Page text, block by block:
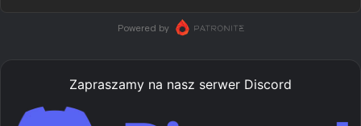
Zapraszamy na nasz serwer Discord